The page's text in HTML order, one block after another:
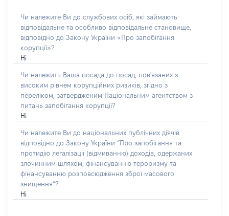
Чи належите Ви до службових осіб, які займають
відповідальне та особливо відповідальне становище,
відповідно до Закону України «Про запобігання
корупції»?
Ні
Чи належить Ваша посада до посад, пов'язаних з
високим рівнем корупційних ризиків, згідно з
переліком, затвердженим Національним агентством з
питань запобігання корупції?
Ні
Чи належите Ви до національних публічних діячів
відповідно до Закону України “Про запобігання та
протидію легалізації (відмиванню) доходів, одержаних
злочинним шляхом, фінансуванню тероризму та
фінансуванню розповсюдження зброї масового
знищення”?
Ні